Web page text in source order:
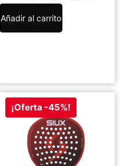
Añadir al carrito
¡Oferta -45%!